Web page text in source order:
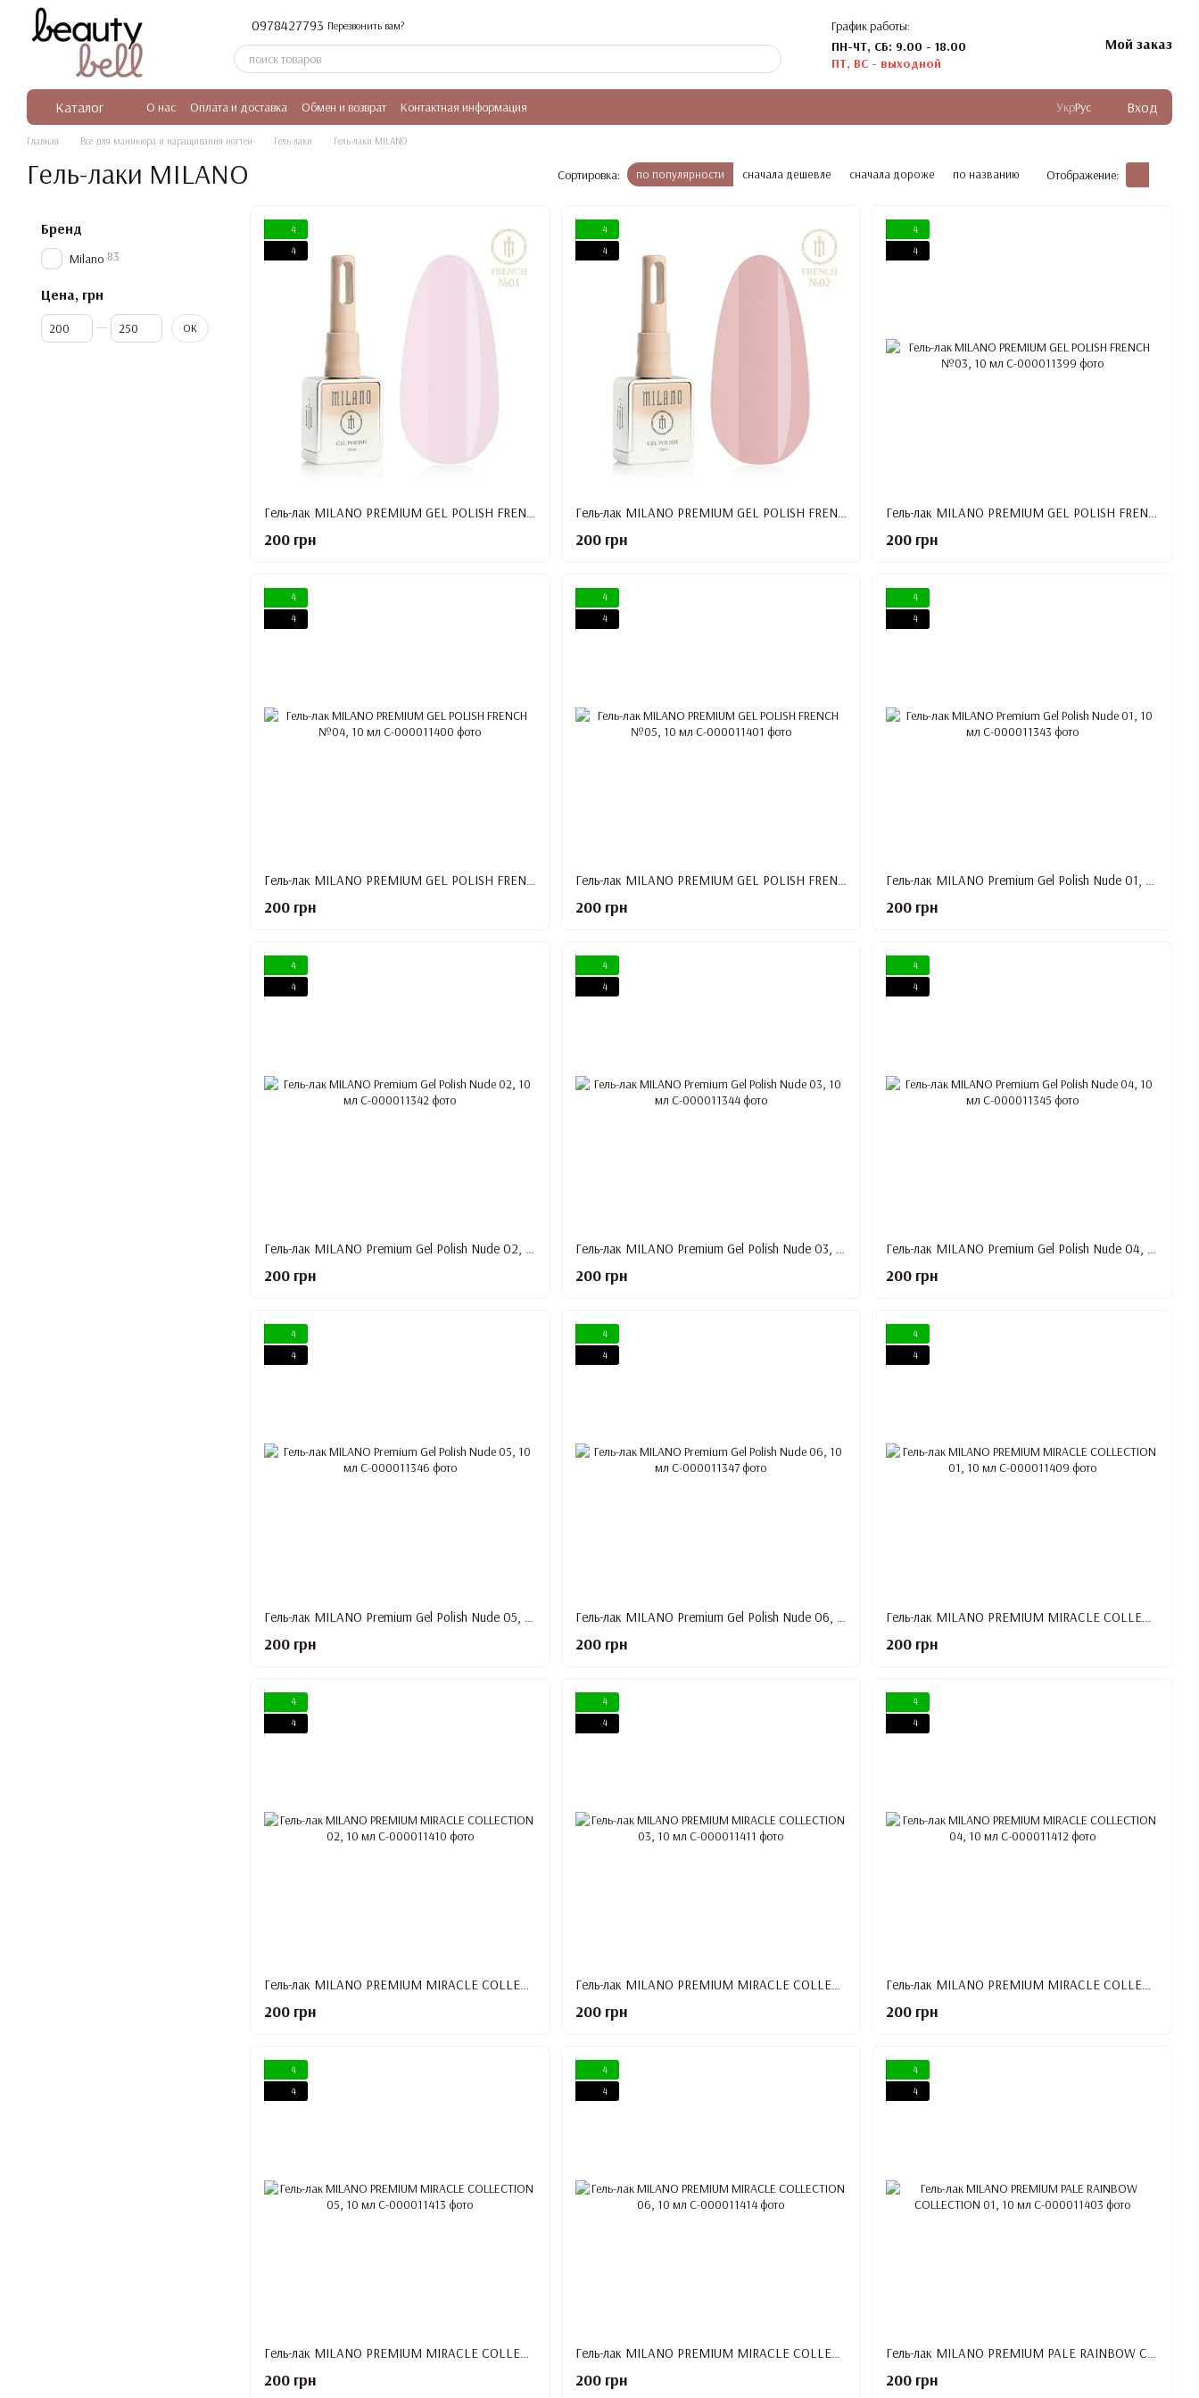
Перейти к основному контенту
0978427793 Перезвонить вам?
График работы:
ПН-ЧТ, СБ: 9.00 - 18.00
ПТ, ВС - выходной
Мой заказ
Каталог О нас Оплата и доставка Обмен и возврат Контактная информация УкрРус Вход
Главная Все для маникюра и наращивания ногтей Гель-лаки Гель-лаки MILANO
Гель-лаки MILANO Сортировка: по популярности сначала дешевле сначала дороже по названию Отображение:
4
4
200 грн
4
4
200 грн
4
4
200 грн
4
4
Гель-лак MILANO PREMIUM GEL POLISH FRENCH №04, 10 мл
200 грн
4
4
Гель-лак MILANO PREMIUM GEL POLISH FRENCH №05, 10 мл
200 грн
4
4
Гель-лак MILANO Premium Gel Polish Nude 01, 10 мл
200 грн
4
4
Гель-лак MILANO Premium Gel Polish Nude 02, 10 мл
200 грн
4
4
Гель-лак MILANO Premium Gel Polish Nude 03, 10 мл
200 грн
4
4
Гель-лак MILANO Premium Gel Polish Nude 04, 10 мл
200 грн
4
4
200 грн
4
4
200 грн
4
4
200 грн
4
4
Гель-лак MILANO PREMIUM MIRACLE COLLECTION 02, 10 мл
200 грн
4
4
Гель-лак MILANO PREMIUM MIRACLE COLLECTION 03, 10 мл
200 грн
4
4
Гель-лак MILANO PREMIUM MIRACLE COLLECTION 04, 10 мл
200 грн
4
4
Гель-лак MILANO PREMIUM MIRACLE COLLECTION 05, 10 мл
200 грн
4
4
Гель-лак MILANO PREMIUM MIRACLE COLLECTION 06, 10 мл
200 грн
4
4
Гель-лак MILANO PREMIUM PALE RAINBOW COLLECTION 01, 10 мл
200 грн
Бренд
Milano 83
Цена, грн
От Цена, грн
До Цена, грн OK